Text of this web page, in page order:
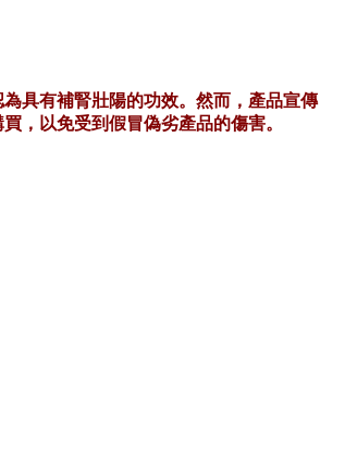
具有補腎壯陽的功效。然而，產品宣傳
，以免受到假冒偽劣產品的傷害。